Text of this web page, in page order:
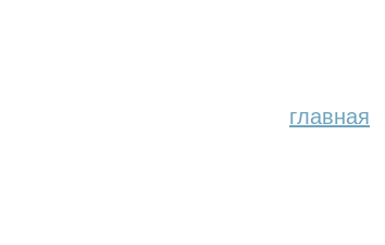
главная